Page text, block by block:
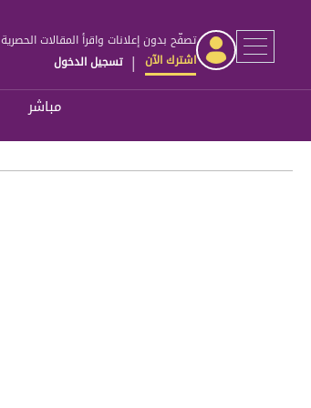
تصفّح بدون إعلانات واقرأ المقالات الحصرية
اشترك الآن | تسجيل الدخول
مباشر